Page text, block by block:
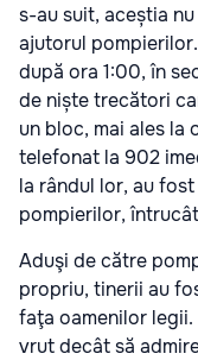
s-au suit, aceștia
ajutorul
după ora 1:00, în
de niște trecători
un bloc, mai ales la
telefonat la 902
la rândul lor, au
pompierilor,
Aduşi de către
propriu, tinerii au
faţa oamenilor
vrut decât să